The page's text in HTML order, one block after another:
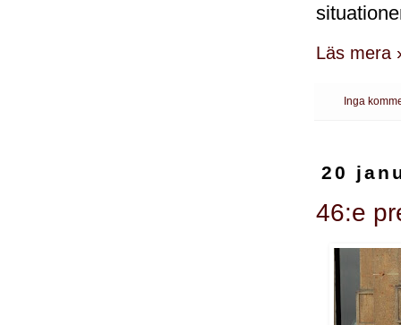
Läs mera
Inga
20
46:e